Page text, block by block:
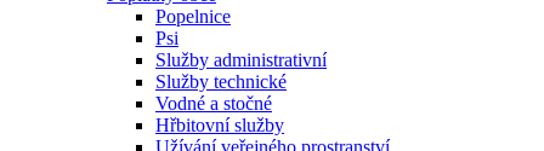
Popelnice
Psi
Služby administrativní
Služby technické
Vodné a stočné
Hřbitovní služby
Užívání veřejného prostranství